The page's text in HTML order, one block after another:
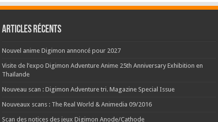
Articles récents
Nouvel anime Digimon annoncé pour 2027
Visite de l’expo Digimon Adventure Anime 25th Anniversary Exhibition en
Thaïlande
Nouveau scan : Digimon Adventure tri. Magazine Special Issue
Nouveaux scans : The Real World & Animedia 09/2016
Scan des notices des jeux Digimon Anode/Cathode